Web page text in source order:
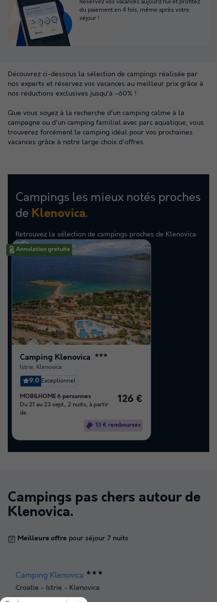
Réservez vos vacances aujourd'hui et profitez
du paiement en 4 fois, même après votre
séjour !
Découvrez ci-dessous la sélection de campings réalisée par
nos experts et réservez vos vacances au meilleur prix grâce à
nos réductions exclusives jusqu'à -60% !
Que vous soyez à la recherche d'un camping calme à la
campagne ou d'un camping familial avec parc aquatique, vous
trouverez forcément le camping idéal pour vos prochaines
vacances grâce à notre large choix d'offres.
Campings les mieux notés proches
de Klenovica.
Retrouvez la sélection de campings proches de Klenovica
les mieux notés par nos clients
Annulation gratuite
Camping Klenovica ★★★
Istrie, Klenovica
9.0 Exceptionnel
MOBILHOME 6 personnes
Du 21 au 23 sept., 2 nuits, à partir
de
126 €
13 € remboursés
Campings pas chers autour de
Klenovica.
Meilleure offre pour séjour 7 nuits
Camping Klenovica ★★★
Croatie - Istrie - Klenovica